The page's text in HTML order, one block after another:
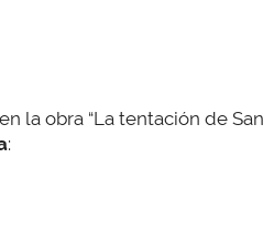
la obra “La tentación de
: